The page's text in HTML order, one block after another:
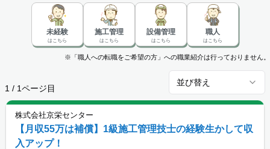
未経験
はこちら
施工管理
はこちら
設備管理
はこちら
職人
はこちら
※「職人への転職をご希望の方」への職業紹介は行っておりません。
1 / 1ページ目
並び替え
株式会社京栄センター
【月収55万は補償】1級施工管理技士の経験生かして収
入アップ！